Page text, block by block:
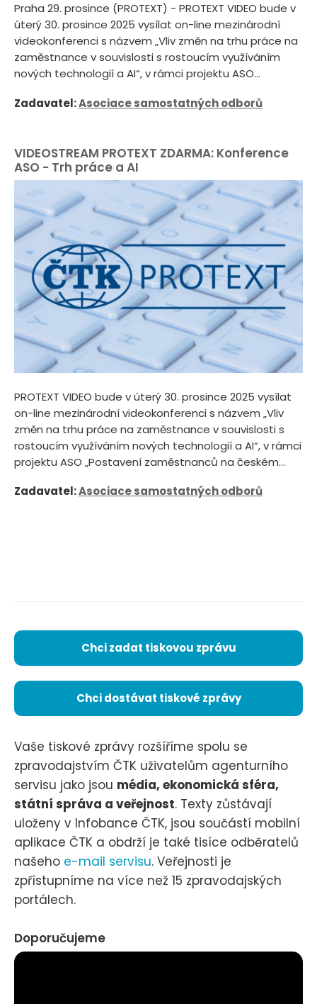
Praha 29. prosince (PROTEXT) - PROTEXT VIDEO bude v
úterý 30. prosince 2025 vysílat on-line mezinárodní
videokonferenci s názvem „Vliv změn na trhu práce na
zaměstnance v souvislosti s rostoucím využíváním
nových technologií a AI“, v rámci projektu ASO...
Zadavatel:Asociace samostatných odborů
VIDEOSTREAM PROTEXT ZDARMA: Konference
ASO - Trh práce a AI
PROTEXT VIDEO bude v úterý 30. prosince 2025 vysílat
on-line mezinárodní videokonferenci s názvem „Vliv
změn na trhu práce na zaměstnance v souvislosti s
rostoucím využíváním nových technologií a AI“, v rámci
projektu ASO „Postavení zaměstnanců na českém...
Zadavatel:Asociace samostatných odborů
Chci zadat tiskovou zprávu
Chci dostávat tiskové zprávy
Vaše tiskové zprávy rozšíříme spolu se
zpravodajstvím ČTK uživatelům agenturního
servisu jako jsou média, ekonomická sféra,
státní správa a veřejnost. Texty zůstávají
uloženy v Infobance ČTK, jsou součástí mobilní
aplikace ČTK a obdrží je také tisíce odběratelů
našeho e-mail servisu. Veřejnosti je
zpřístupníme na více než 15 zpravodajských
portálech.
Doporučujeme